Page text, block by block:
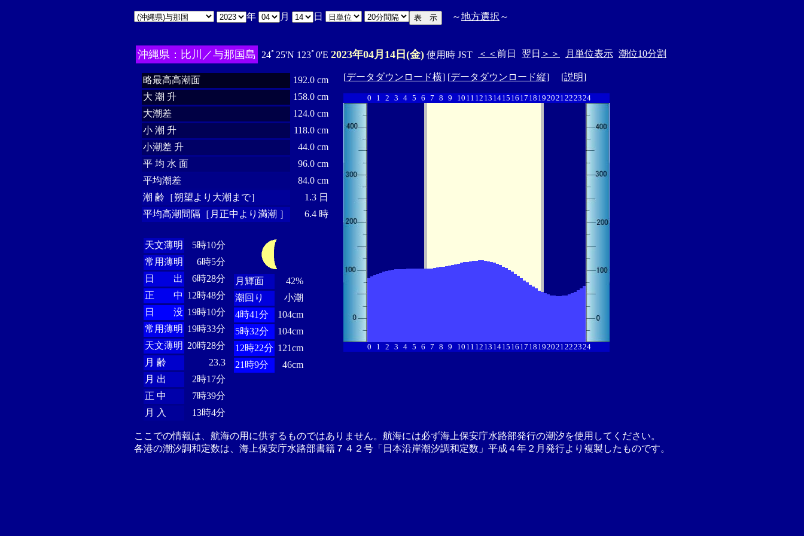
年 月 日 ～地方選択 ～
沖縄県：比川／与那国島 24ﾟ25'N 123ﾟ0'E 2023年04月14日(金) 使用時 JST ＜＜ 前日 翌日 ＞＞ 月単位表示 潮位10分割
略最高高潮面
192.0 cm
大 潮 升
158.0 cm
大潮差
124.0 cm
小 潮 升
118.0 cm
小潮差 升
44.0 cm
平 均 水 面
96.0 cm
平均潮差
84.0 cm
潮 齢［朔望より大潮まで］
1.3 日
平均高潮間隔［月正中より満潮 ］
6.4 時
天文薄明
5時10分
常用薄明
6時5分
日 出
6時28分
正 中 12時48分
日 没 19時10分
常用薄明 19時33分
天文薄明 20時28分
月 齢
23.3
月 出
2時17分
正 中
7時39分
月 入
13時4分
月輝面
42%
潮回り
小潮
4時41分
104cm
5時32分
104cm
12時22分 121cm
21時9分
46cm
[データダウンロード横] [データダウンロード縦] [説明]
0 1 2 3 4 5 6 7 8 9 10 11 12 13 1415 16 17 18 192021222324
0 1 2 3 4 5 6 7 8 9 10 11 12 13 1415 16 17 18 192021222324
ここでの情報は、航海の用に供するものではありません。航海には必ず海上保安庁水路部発行の潮汐を使用してください。
各港の潮汐調和定数は、海上保安庁水路部書籍７４２号「日本沿岸潮汐調和定数」平成４年２月発行より複製したものです。